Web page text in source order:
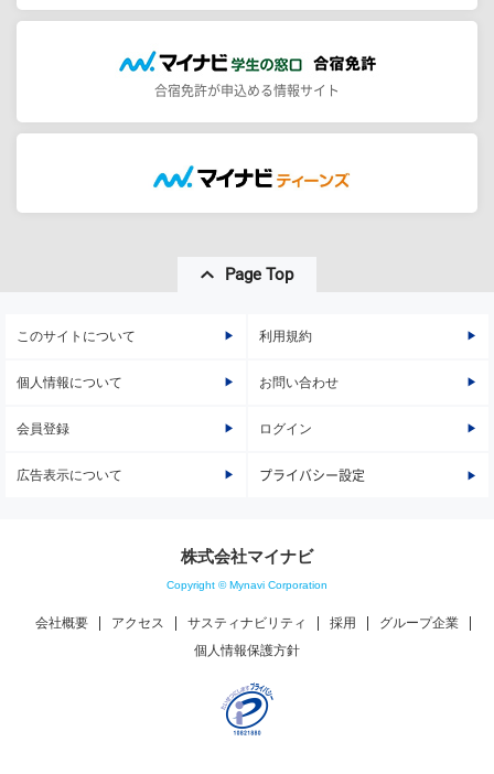
合宿免許が申込める情報サイト
Page Top
このサイトについて 利用規約
個人情報について お問い合わせ
会員登録 ログイン
広告表示について プライバシー設定
株式会社マイナビ
Copyright © Mynavi Corporation
会社概要 アクセス サスティナビリティ 採用
グループ企業
個人情報保護方針